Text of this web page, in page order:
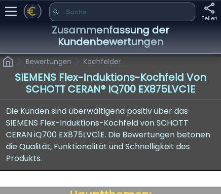
Teilen
Zusammenfassung der
Kundenbewertungen
Bewertungen Kochfelder
SIEMENS Flex-Induktions-Kochfeld Von
SCHOTT CERAN® IQ700 EX875LVC1E
Die Kunden sind überwältigend positiv über das
SIEMENS Flex-Induktions-Kochfeld von SCHOTT
CERAN iQ700 EX875LVC1E. Die Bewertungen betonen
die Qualität, Funktionalität und Schnelligkeit des
Produkts.